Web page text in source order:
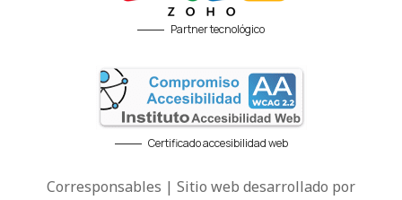
Partner tecnológico
Certificado accesibilidad web
Corresponsables | Sitio web desarrollado por